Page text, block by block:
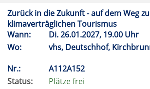
Zurück in die Zukunft - auf dem Weg
klimaverträglichen Tourismus
Wann:
Di.26.01.2027, 19.00 Uhr
Wo:
vhs, Deutschhof,
Nr.:
A112A152
Status:
Plätze frei